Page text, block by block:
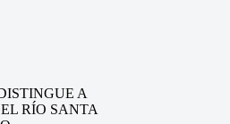
A
RÍO SANTA